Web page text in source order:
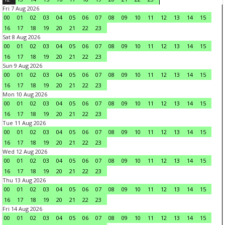
Fri 7 Aug 2026
00
01 02 03 04 05 06 07 08 09 10 11 12 13 14
15
16
17 18 19 20 21 22
23
Sat 8 Aug 2026
00
01 02 03 04 05 06 07 08 09 10 11 12 13 14
15
16
17 18 19 20 21 22
23
Sun 9 Aug 2026
00
01 02 03 04 05 06 07 08 09 10 11 12 13 14
15
16
17 18 19 20 21 22
23
Mon 10 Aug 2026
00
01 02 03 04 05 06 07 08 09 10 11 12 13 14
15
16
17 18 19 20 21 22
23
Tue 11 Aug 2026
00
01 02 03 04 05 06 07 08 09 10 11 12 13 14
15
16
17 18 19 20 21 22
23
Wed 12 Aug 2026
00
01 02 03 04 05 06 07 08 09 10 11 12 13 14
15
16
17 18 19 20 21 22
23
Thu 13 Aug 2026
00
01 02 03 04 05 06 07 08 09 10 11 12 13 14
15
16
17 18 19 20 21 22
23
Fri 14 Aug 2026
00
01 02 03 04 05 06 07 08 09 10 11 12 13 14
15